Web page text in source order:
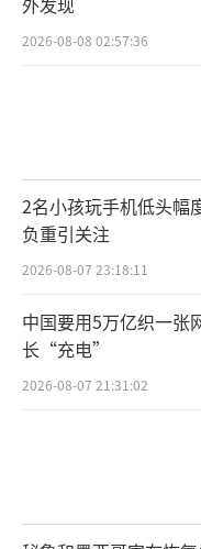
2026-08-08 02:57:36
2名小孩玩手机低头幅
负重引关注
2026-08-07 23:18:11
中国要用5万亿织一张
长“充电”
2026-08-07 21:31:02